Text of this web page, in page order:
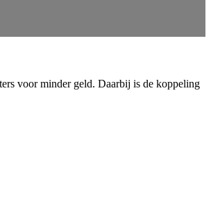
voor minder geld. Daarbij is de koppeling